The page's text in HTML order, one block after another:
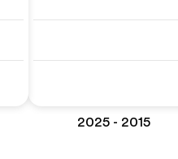
2015 - 2025